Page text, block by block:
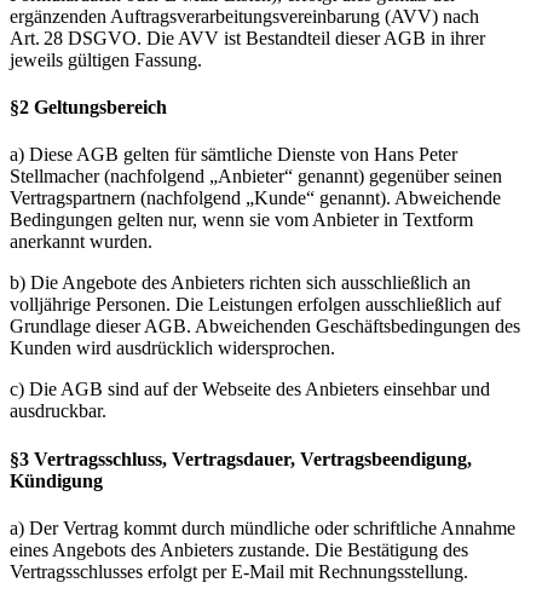
ergänzenden Auftragsverarbeitungsvereinbarung (AVV) nach
Art. 28 DSGVO. Die AVV ist Bestandteil dieser AGB in ihrer
jeweils gültigen Fassung.
§2 Geltungsbereich
a) Diese AGB gelten für sämtliche Dienste von Hans Peter
Stellmacher (nachfolgend „Anbieter“ genannt) gegenüber seinen
Vertragspartnern (nachfolgend „Kunde“ genannt). Abweichende
Bedingungen gelten nur, wenn sie vom Anbieter in Textform
anerkannt wurden.
b) Die Angebote des Anbieters richten sich ausschließlich an
volljährige Personen. Die Leistungen erfolgen ausschließlich auf
Grundlage dieser AGB. Abweichenden Geschäftsbedingungen des
Kunden wird ausdrücklich widersprochen.
c) Die AGB sind auf der Webseite des Anbieters einsehbar und
ausdruckbar.
§3 Vertragsschluss, Vertragsdauer, Vertragsbeendigung,
Kündigung
a) Der Vertrag kommt durch mündliche oder schriftliche Annahme
eines Angebots des Anbieters zustande. Die Bestätigung des
Vertragsschlusses erfolgt per E-Mail mit Rechnungsstellung.